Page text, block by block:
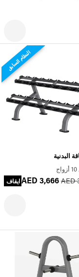
النظام السابق
البدنية
AED 3,666 AED